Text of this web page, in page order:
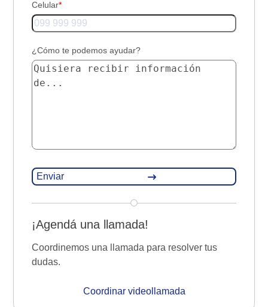
Celular*
¿Cómo te podemos ayudar?
¡Agendá una llamada!
Coordinemos una llamada para resolver tus
dudas.
Coordinar videollamada